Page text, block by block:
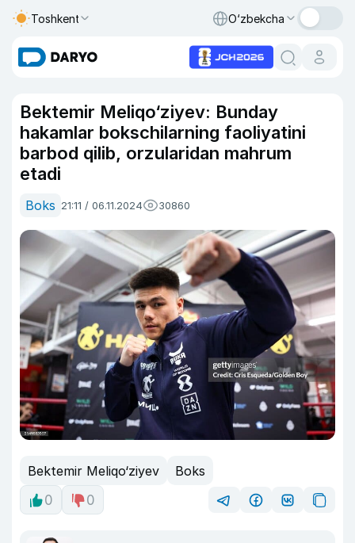
Toshkent O‘zbekcha
Bektemir Meliqo‘ziyev: Bunday
hakamlar bokschilarning faoliyatini
barbod qilib, orzularidan mahrum
etadi
Boks 21:11 / 06.11.2024 30860
Bektemir Meliqo‘ziyev
Boks
0
0